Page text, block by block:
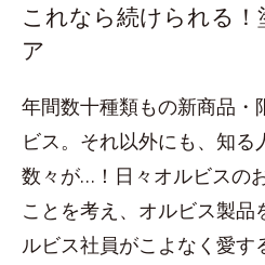
これなら続けられる
ア
年間数十種類もの新商品・
ビス。それ以外にも、知
数々が…！日々オルビスの
ことを考え、オルビス製品
ルビス社員がこよなく愛す